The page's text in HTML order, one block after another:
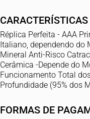
Réplica Perfeita - AAA
Italiano, dependendo do
Mineral Anti-Risco
Cerâmica -Depende do
Funcionamento Total
Profundidade (95% dos
FORMAS DE